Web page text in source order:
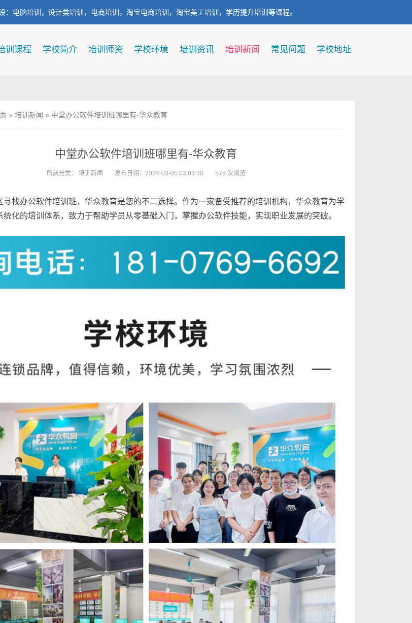
电脑培训，设计类培训，电商培训，淘宝电商培训，淘宝美工培训，学历提升培训等课程。
训课程 学校简介 培训师资 学校环境 培训资讯 培训新闻 常见问题 学校地址
» 培训新闻 » 中堂办公软件培训班哪里有-华众教育
中堂办公软件培训班哪里有-华众教育
所属分类： 培训新闻 发布日期：2024-03-05 03:03:30 579 次浏览
寻找办公软件培训班，华众教育是您的不二选择。作为一家备受推荐的培训机构，华众教育为学
统化的培训体系，致力于帮助学员从零基础入门，掌握办公软件技能，实现职业发展的突破。